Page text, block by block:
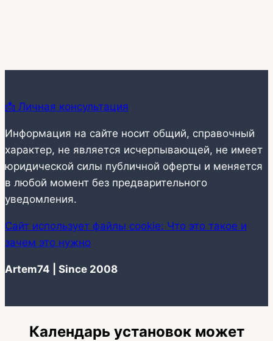
📩 Личная консультация
Информация на сайте носит общий, справочный
характер, не является исчерпывающей, не имеет
юридической силы публичной оферты и меняется
в любой момент без предварительного
уведомления.
Сайт использует файлы cookie: Что это такое и
зачем это нужно
Artem74 | Since 2008
Календарь установок может